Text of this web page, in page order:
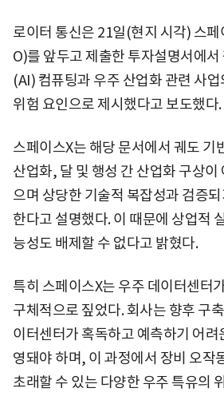
로이터 통신은 21일(현지 시각) 스
O)를 앞두고 제출한 투자설명서에
(AI) 컴퓨팅과 우주 산업화 관련 사
위험 요인으로 제시했다고 보도했다.
스페이스X는 해당 문서에서 궤도 기
산업화, 달 및 행성 간 산업화 구상이
으며 상당한 기술적 복잡성과 검증
한다고 설명했다. 이 때문에 상업적
능성도 배제할 수 없다고 밝혔다.
특히 스페이스X는 우주 데이터센터
구체적으로 짚었다. 회사는 향후 구
이터센터가 혹독하고 예측하기 어려
영돼야 하며, 이 과정에서 장비 오작
초래할 수 있는 다양한 우주 특유의